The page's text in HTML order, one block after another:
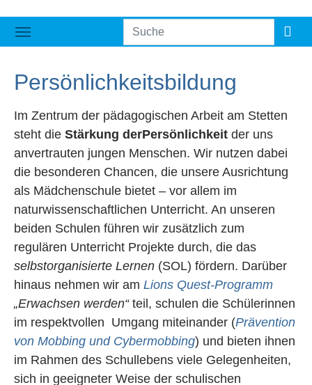
Persönlichkeitsbildung
Im Zentrum der pädagogischen Arbeit am Stetten
steht die Stärkung derPersönlichkeit der uns
anvertrauten jungen Menschen. Wir nutzen dabei
die besonderen Chancen, die unsere Ausrichtung
als Mädchenschule bietet – vor allem im
naturwissenschaftlichen Unterricht. An unseren
beiden Schulen führen wir zusätzlich zum
regulären Unterricht Projekte durch, die das
selbstorganisierte Lernen (SOL) fördern. Darüber
hinaus nehmen wir am Lions Quest-Programm
„Erwachsen werden“teil, schulen die Schülerinnen
im respektvollen Umgang miteinander (Prävention
von Mobbing und Cybermobbing) und bieten ihnen
im Rahmen des Schullebens viele Gelegenheiten,
sich in geeigneter Weise der schulischen